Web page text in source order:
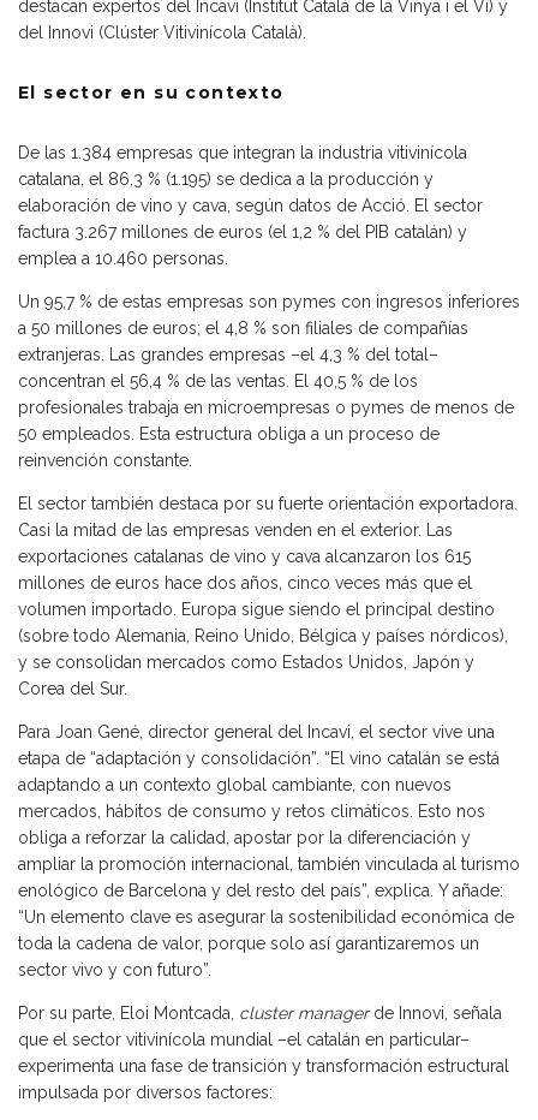
destacan expertos del Incavi (Institut Català de la Vinya i el Vi) y
del Innovi (Clúster Vitivinícola Català).
El sector en su contexto
De las 1.384 empresas que integran la industria vitivinícola
catalana, el 86,3 % (1.195) se dedica a la producción y
elaboración de vino y cava, según datos de Acció. El sector
factura 3.267 millones de euros (el 1,2 % del PIB catalán) y
emplea a 10.460 personas.
Un 95,7 % de estas empresas son pymes con ingresos inferiores
a 50 millones de euros; el 4,8 % son filiales de compañías
extranjeras. Las grandes empresas –el 4,3 % del total–
concentran el 56,4 % de las ventas. El 40,5 % de los
profesionales trabaja en microempresas o pymes de menos de
50 empleados. Esta estructura obliga a un proceso de
reinvención constante.
El sector también destaca por su fuerte orientación exportadora.
Casi la mitad de las empresas venden en el exterior. Las
exportaciones catalanas de vino y cava alcanzaron los 615
millones de euros hace dos años, cinco veces más que el
volumen importado. Europa sigue siendo el principal destino
(sobre todo Alemania, Reino Unido, Bélgica y países nórdicos),
y se consolidan mercados como Estados Unidos, Japón y
Corea del Sur.
Para Joan Gené, director general del Incavi, el sector vive una
etapa de “adaptación y consolidación”. “El vino catalán se está
adaptando a un contexto global cambiante, con nuevos
mercados, hábitos de consumo y retos climáticos. Esto nos
obliga a reforzar la calidad, apostar por la diferenciación y
ampliar la promoción internacional, también vinculada al turismo
enológico de Barcelona y del resto del país”, explica. Y añade:
“Un elemento clave es asegurar la sostenibilidad económica de
toda la cadena de valor, porque solo así garantizaremos un
sector vivo y con futuro”.
Por su parte, Eloi Montcada, cluster managerde Innovi, señala
que el sector vitivinícola mundial –el catalán en particular–
experimenta una fase de transición y transformación estructural
impulsada por diversos factores: